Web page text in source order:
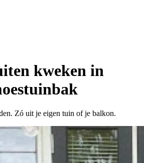
kweken in
Zó uit je eigen tuin of je balkon.